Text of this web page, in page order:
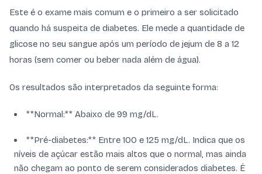
Este é o exame mais comum e o primeiro a ser solicitado
quando há suspeita de diabetes. Ele mede a quantidade de
glicose no seu sangue após um período de jejum de 8 a 12
horas (sem comer ou beber nada além de água).
Os resultados são interpretados da seguinte forma:
**Normal:** Abaixo de 99 mg/dL.
**Pré-diabetes:** Entre 100 e 125 mg/dL. Indica que os
níveis de açúcar estão mais altos que o normal, mas ainda
não chegam ao ponto de serem considerados diabetes. É